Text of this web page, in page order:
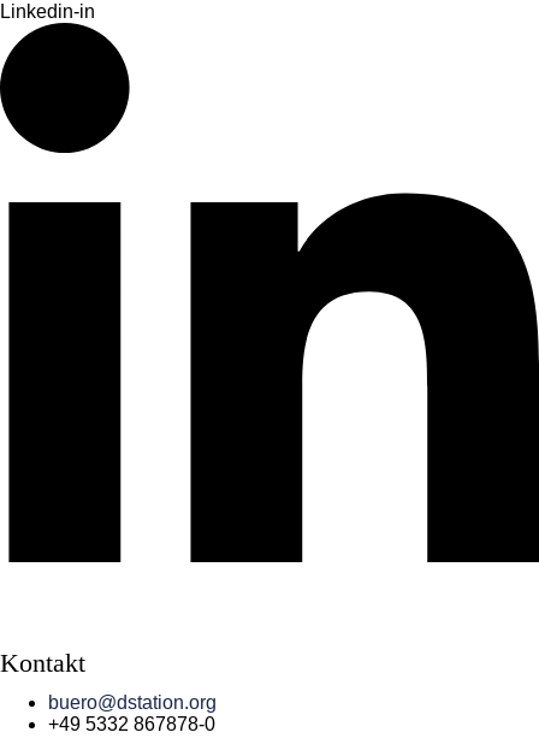
Linkedin-in
Kontakt
buero@dstation.org
+49 5332 867878-0